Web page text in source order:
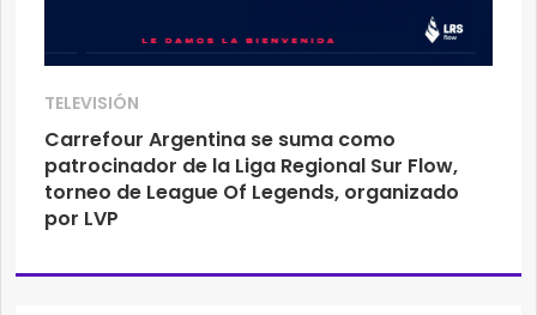
TELEVISIÓN
Carrefour Argentina se suma como
patrocinador de la Liga Regional Sur Flow,
torneo de League Of Legends, organizado
por LVP